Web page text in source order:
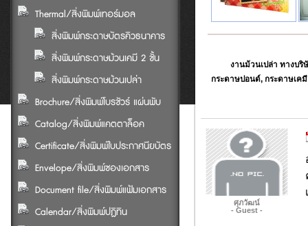
Thermal/สิ่งพิมพ์เทอร์มอล
สิ่งพิมพ์กระดาษบัตรคิวธนาคาร
สิ่งพิมพ์กระดาษม้วนเคมี 2 ชั้น
สิ่งพิมพ์กระดาษม้วนเปล่า
Brochure/สิ่งพิมพ์โบรชัวร์ แผ่นพับ
Catalog/สิ่งพิมพ์แคตตาล็อค
Certificate/สิ่งพิมพ์ใบประกาศนียบัตร
Envelope/สิ่งพิมพ์ซองเอกสาร
Document file/สิ่งพิมพ์แฟ้มเอกสาร
Calendar/สิ่งพิมพ์ปฏิทิน
งานม้วนเปล่า ทางบริ
กระดาษปอนด์, กระดาษเ
ศุภวัฒน์
- Guest -